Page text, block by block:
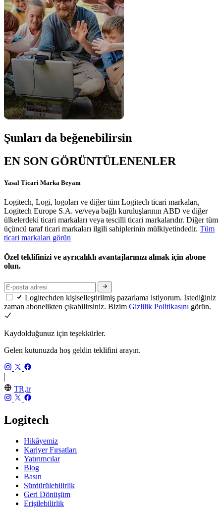
Şunları da beğenebilirsin
EN SON GÖRÜNTÜLENENLER
Yasal Ticari Marka Beyanı
Logitech, Logi, logoları ve diğer tüm Logitech ticari markaları,
Logitech Europe S.A. ve/veya bağlı kuruluşlarının ABD ve diğer
ülkelerdeki ticari markaları veya tescilli ticari markalarıdır. Diğer tüm
üçüncü taraf ticari markaları ilgili sahiplerinin mülkiyetindedir. Tüm
ticari markaları görün
Özel teklifinizi ve ayrıcalıklı avantajlarınızı almak için abone
olun.
Logitechden kişiselleştirilmiş pazarlama istiyorum. İstediğiniz
zaman abonelikten çıkabilirsiniz. Bizim Gizlilik Politikasını görün.
Kaydolduğunuz için teşekkürler.
Gelen kutunuzda hoş geldin teklifini arayın.
TR,tr
Logitech
Hikâyemiz
Kariyer Fırsatları
Yatırımcılar
Blog
Basın
Sürdürülebilirlik
Geri Dönüşüm
Erişilebilirlik